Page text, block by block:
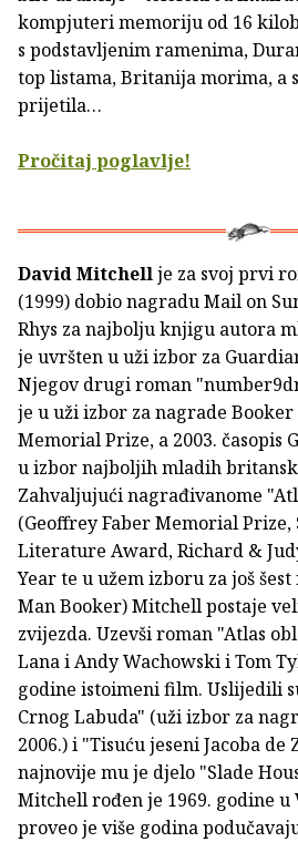
kompjuteri memoriju od 16
s podstavljenim ramenima,
top listama, Britanija morima, a
prijetila…
Pročitaj poglavlje!
David Mitchellje za svoj prvi
(1999) dobio nagradu Mail on
Rhys za najbolju knjigu autora
je uvršten u uži izbor za
Njegov drugi roman
je u uži izbor za nagrade Booker
Memorial Prize, a 2003. časopis
u izbor najboljih mladih
Zahvaljujući nagrađivanome
(Geoffrey Faber Memorial Prize,
Literature Award, Richard &
Year te u užem izboru za još
Man Booker) Mitchell postaje
zvijezda. Uzevši roman "Atlas
Lana i Andy Wachowski i Tom
godine istoimeni film. Uslijedili
Crnog Labuda" (uži izbor za
2006.) i "Tisuću jeseni Jacoba de
najnovije mu je djelo "Slade
Mitchell rođen je 1969. godine
proveo je više godina